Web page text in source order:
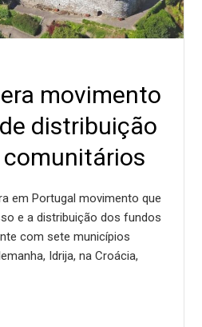
movimento
distribuição
em Portugal movimento que
e a distribuição dos fundos
com sete municípios
Idrija, na Croácia,